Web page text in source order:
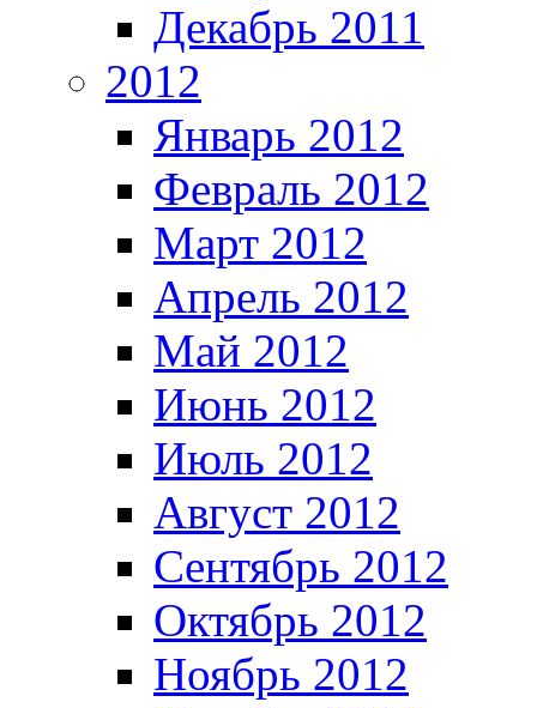
Декабрь 2011
2012
Январь 2012
Февраль 2012
Март 2012
Апрель 2012
Май 2012
Июнь 2012
Июль 2012
Август 2012
Сентябрь 2012
Октябрь 2012
Ноябрь 2012